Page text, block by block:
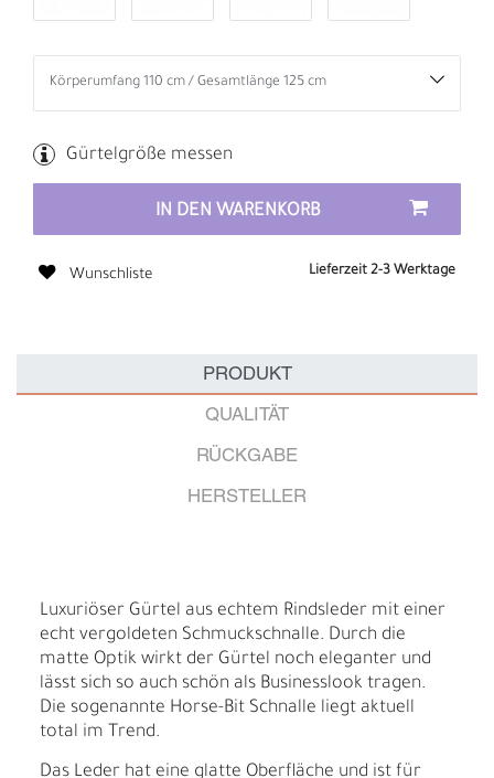
Gürtelgröße messen
IN DEN WARENKORB
Wunschliste Lieferzeit 2-3 Werktage
PRODUKT
QUALITÄT
RÜCKGABE
HERSTELLER
Luxuriöser Gürtel aus echtem Rindsleder mit einer
echt vergoldeten Schmuckschnalle. Durch die
matte Optik wirkt der Gürtel noch eleganter und
lässt sich so auch schön als Businesslook tragen.
Die sogenannte Horse-Bit Schnalle liegt aktuell
total im Trend.
Das Leder hat eine glatte Oberfläche und ist für